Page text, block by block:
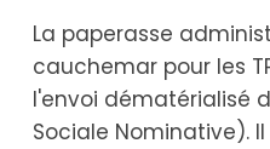
La paperasse
cauchemar pour les
l'envoi dématérialisé
Sociale Nominative).